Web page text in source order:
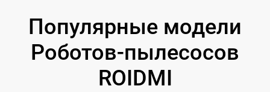
Популярные модели
Роботов-пылесосов
ROIDMI